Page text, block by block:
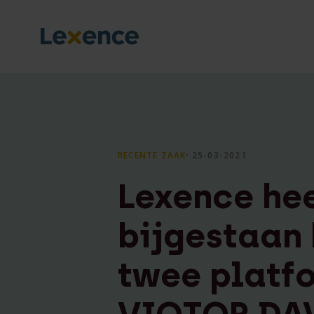
RECENTE ZAAK⸱ 25-03-2021
Lexence
bijgestaan
twee